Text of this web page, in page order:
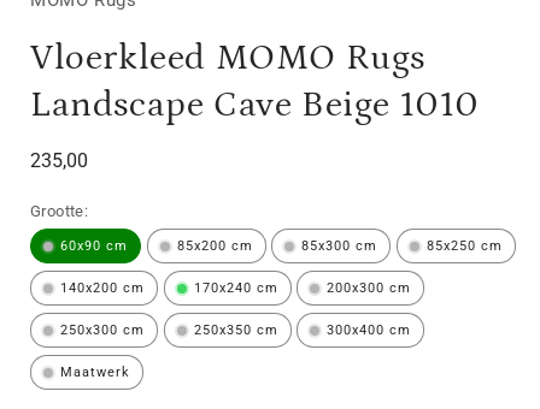
Vloerkleed MOMO Rugs
Landscape Cave Beige 1010
Normale
235,00
Grootte:
60x90 cm 85x200 cm 85x300 cm 85x250 cm
140x200 cm 170x240 cm 200x300 cm
250x300 cm 250x350 cm 300x400 cm
Maatwerk